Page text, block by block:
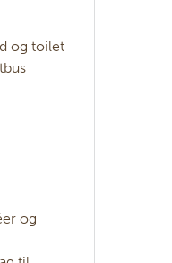
og toilet
og